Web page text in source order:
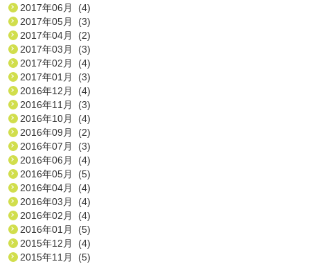
2017年06月 (4)
2017年05月 (3)
2017年04月 (2)
2017年03月 (3)
2017年02月 (4)
2017年01月 (3)
2016年12月 (4)
2016年11月 (3)
2016年10月 (4)
2016年09月 (2)
2016年07月 (3)
2016年06月 (4)
2016年05月 (5)
2016年04月 (4)
2016年03月 (4)
2016年02月 (4)
2016年01月 (5)
2015年12月 (4)
2015年11月 (5)